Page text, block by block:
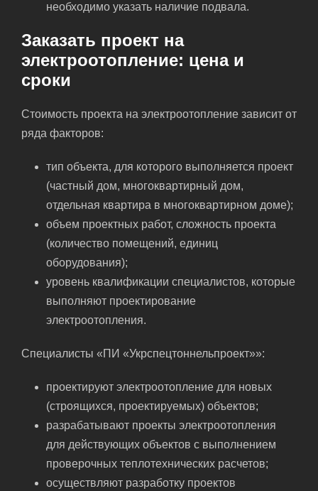
необходимо указать наличие подвала.
Заказать проект на
электроотопление: цена и
сроки
Стоимость проекта на электроотопление зависит от
ряда факторов:
тип объекта, для которого выполняется проект
(частный дом, многоквартирный дом,
отдельная квартира в многоквартирном доме);
объем проектных работ, сложность проекта
(количество помещений, единиц
оборудования);
уровень квалификации специалистов, которые
выполняют проектирование
электроотопления.
Специалисты «ПИ «Укрспецтоннельпроект»»:
проектируют электроотопление для новых
(строящихся, проектируемых) объектов;
разрабатывают проекты электроотопления
для действующих объектов с выполнением
проверочных теплотехнических расчетов;
осуществляют разработку проектов